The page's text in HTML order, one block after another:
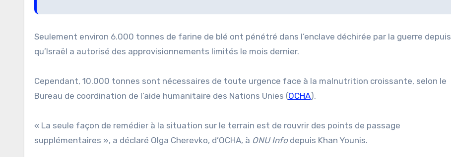
Seulement environ 6.000 tonnes de farine de blé ont pénétré dans l’enclave déchirée par la guerre depuis
qu’Israël a autorisé des approvisionnements limités le mois dernier.
Cependant, 10.000 tonnes sont nécessaires de toute urgence face à la malnutrition croissante, selon le
Bureau de coordination de l’aide humanitaire des Nations Unies (OCHA).
« La seule façon de remédier à la situation sur le terrain est de rouvrir des points de passage
supplémentaires », a déclaré Olga Cherevko, d’OCHA, à ONU Infodepuis Khan Younis.